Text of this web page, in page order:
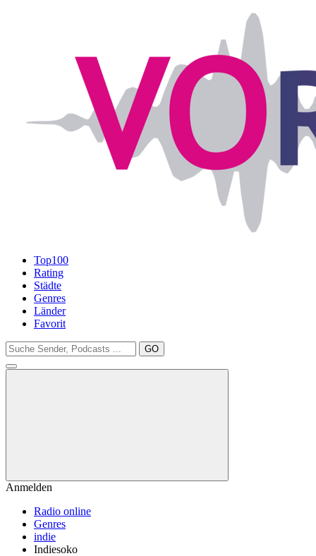
Top100
Rating
Städte
Genres
Länder
Favorit
GO
Anmelden
Radio online
Genres
indie
Indiesoko